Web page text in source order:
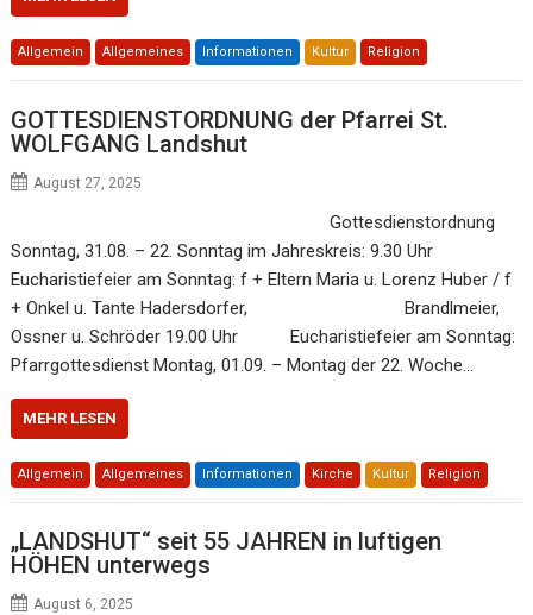
Allgemein Allgemeines Informationen Kultur Religion
GOTTESDIENSTORDNUNG der Pfarrei St.
WOLFGANG Landshut
August 27, 2025
Gottesdienstordnung
Sonntag, 31.08. – 22. Sonntag im Jahreskreis: 9.30 Uhr
Eucharistiefeier am Sonntag: f + Eltern Maria u. Lorenz Huber / f
+ Onkel u. Tante Hadersdorfer, Brandlmeier,
Ossner u. Schröder 19.00 Uhr Eucharistiefeier am Sonntag:
Pfarrgottesdienst Montag, 01.09. – Montag der 22. Woche…
MEHR LESEN
Allgemein Allgemeines Informationen Kirche Kultur Religion
„LANDSHUT“ seit 55 JAHREN in luftigen
HÖHEN unterwegs
August 6, 2025